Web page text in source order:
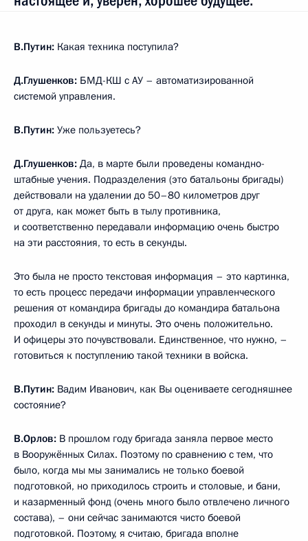
В.Путин: Какая техника поступила?
Д.Глушенков: БМД-КШ с АУ – автоматизированной
системой управления.
В.Путин: Уже пользуетесь?
Д.Глушенков: Да, в марте были проведены командно-
штабные учения. Подразделения (это батальоны бригады)
действовали на удалении до 50–80 километров друг
от друга, как может быть в тылу противника,
и соответственно передавали информацию очень быстро
на эти расстояния, то есть в секунды.
Это была не просто текстовая информация – это картинка,
то есть процесс передачи информации управленческого
решения от командира бригады до командира батальона
проходил в секунды и минуты. Это очень положительно.
И офицеры это почувствовали. Единственное, что нужно, –
готовиться к поступлению такой техники в войска.
В.Путин: Вадим Иванович, как Вы оцениваете сегодняшнее
состояние?
В.Орлов: В прошлом году бригада заняла первое место
в Вооружённых Силах. Поэтому по сравнению с тем, что
было, когда мы мы занимались не только боевой
подготовкой, но приходилось строить и столовые, и бани,
и казарменный фонд (очень много было отвлечено личного
состава), – они сейчас занимаются чисто боевой
подготовкой. Поэтому, я считаю, бригада вполне